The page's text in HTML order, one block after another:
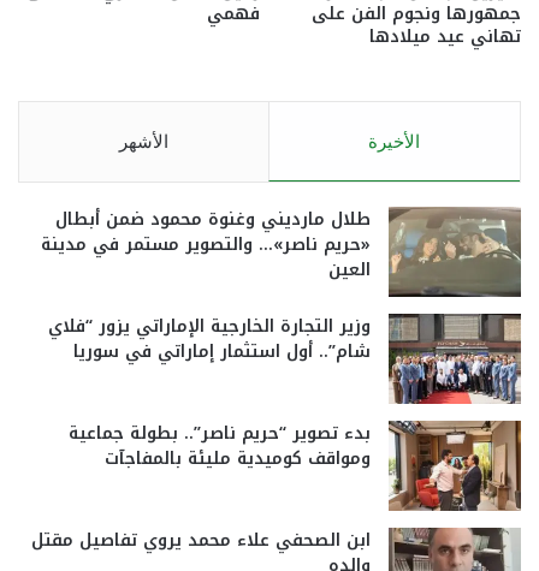
جمهورها ونجوم الفن على
تهاني عيد ميلادها
فهمي
الأخيرة الأشهر
طلال مارديني وغنوة محمود ضمن أبطال
«حريم ناصر»… والتصوير مستمر في مدينة
العين
وزير التجارة الخارجية الإماراتي يزور “فلاي
شام”.. أول استثمار إماراتي في سوريا
بدء تصوير “حريم ناصر”.. بطولة جماعية
ومواقف كوميدية مليئة بالمفاجآت
ابن الصحفي علاء محمد يروي تفاصيل مقتل